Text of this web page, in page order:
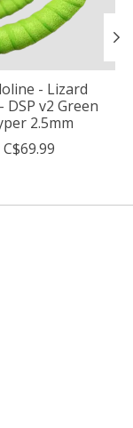
- Lizard
DSP v2 Green
2.5mm
C$69.99